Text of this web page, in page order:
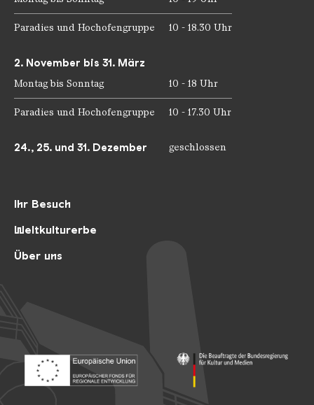
Ihr Besuch
Weltkulturerbe
Über uns
Paradies und Hochofengruppe 10 - 18.30 Uhr
2. November bis 31. März
Montag bis Sonntag 10 - 18 Uhr
Paradies und Hochofengruppe 10 - 17.30 Uhr
24., 25. und 31. Dezember geschlossen